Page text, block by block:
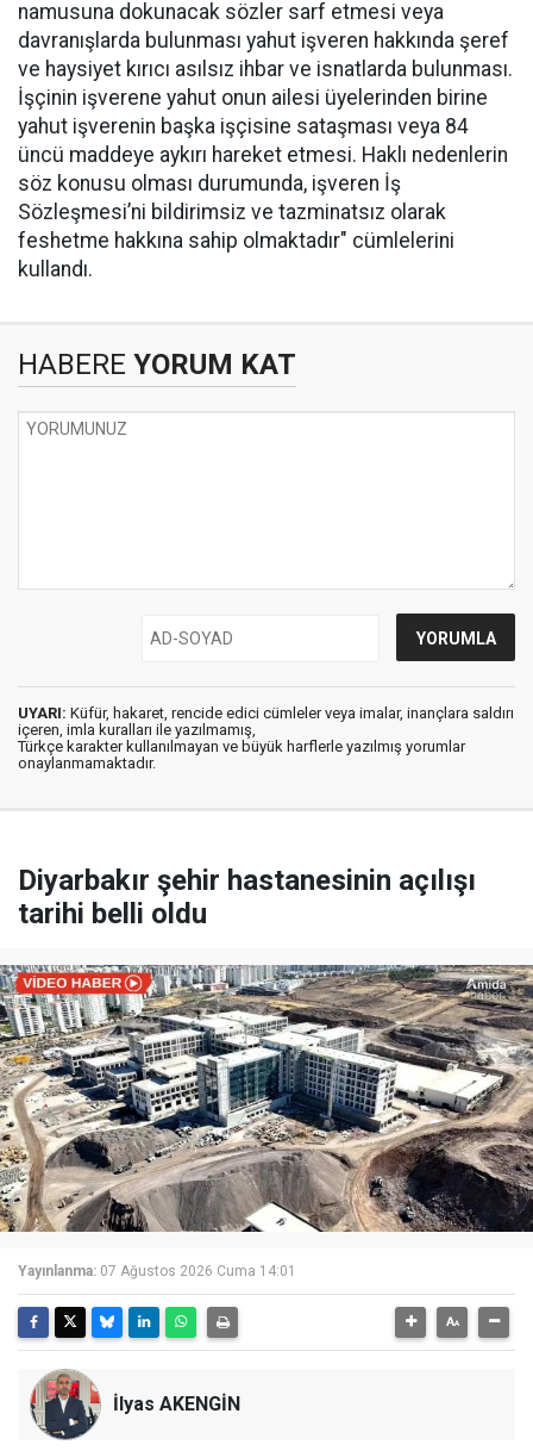
namusuna dokunacak sözler sarf etmesi veya
davranışlarda bulunması yahut işveren hakkında şeref
ve haysiyet kırıcı asılsız ihbar ve isnatlarda bulunması.
İşçinin işverene yahut onun ailesi üyelerinden birine
yahut işverenin başka işçisine sataşması veya 84
üncü maddeye aykırı hareket etmesi. Haklı nedenlerin
söz konusu olması durumunda, işveren İş
Sözleşmesi’ni bildirimsiz ve tazminatsız olarak
feshetme hakkına sahip olmaktadır" cümlelerini
kullandı.
HABERE YORUM KAT
UYARI: Küfür, hakaret, rencide edici cümleler veya imalar, inançlara saldırı
içeren, imla kuralları ile yazılmamış,
Türkçe karakter kullanılmayan ve büyük harflerle yazılmış yorumlar
onaylanmamaktadır.
Diyarbakır şehir hastanesinin açılışı
tarihi belli oldu
Yayınlanma: 07 Ağustos 2026 Cuma 14:01
İlyas AKENGİN